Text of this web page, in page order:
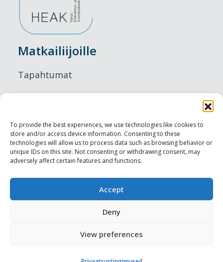
To provide the best experiences, we use technologies like cookies to
store and/or access device information. Consenting to these
technologies will allow us to process data such as browsing behavior or
unique IDs on this site. Not consenting or withdrawing consent, may
adversely affect certain features and functions.
Accept
Deny
View preferences
Matkailiijoille
Tapahtumat
Ruokailu
Nähtävyydet
Visit Tallinn
Ammattilaisille
Harju-, Rapla- & Läänemaa DMO